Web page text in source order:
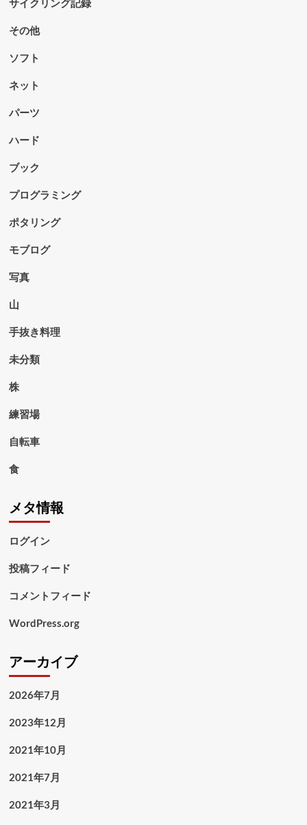
サイクリング記録
その他
ソフト
ネット
パーツ
ハード
ブック
プログラミング
ポタリング
モブログ
写真
山
手抜き料理
未分類
株
練習場
自転車
食
メタ情報
ログイン
投稿フィード
コメントフィード
WordPress.org
アーカイブ
2026年7月
2023年12月
2021年10月
2021年7月
2021年3月